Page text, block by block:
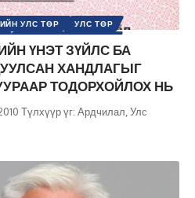
УЛС ТӨР
УЛС ТӨР
ҮНЭТ ЗҮЙЛС БА
ХАНДЛАГЫГ
ТОДОРХОЙЛОХ НЬ
Түлхүүр үг: Ардчилал, Улс